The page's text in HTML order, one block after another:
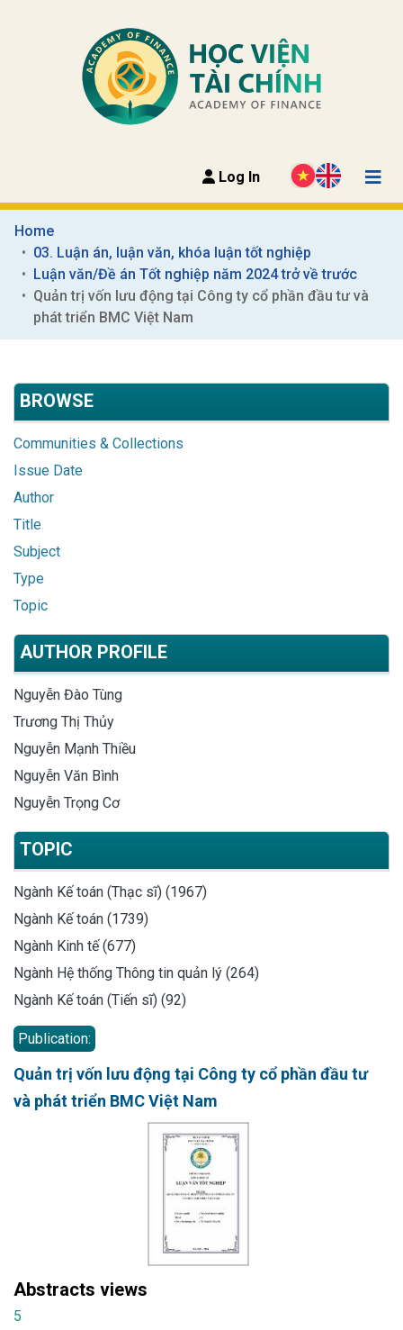
Log In
Home
03. Luận án, luận văn, khóa luận tốt nghiệp
Luận văn/Đề án Tốt nghiệp năm 2024 trở về trước
Quản trị vốn lưu động tại Công ty cổ phần đầu tư và
phát triển BMC Việt Nam
BROWSE
Communities & Collections
Issue Date
Author
Title
Subject
Type
Topic
AUTHOR PROFILE
Nguyễn Đào Tùng
Trương Thị Thủy
Nguyễn Mạnh Thiều
Nguyễn Văn Bình
Nguyễn Trọng Cơ
TOPIC
Ngành Kế toán (Thạc sĩ) (1967)
Ngành Kế toán (1739)
Ngành Kinh tế (677)
Ngành Hệ thống Thông tin quản lý (264)
Ngành Kế toán (Tiến sĩ) (92)
Publication:
Quản trị vốn lưu động tại Công ty cổ phần đầu tư
và phát triển BMC Việt Nam
Abstracts views
5